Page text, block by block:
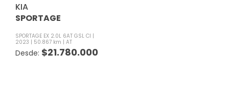
KIA
SPORTAGE
SPORTAGE EX 2.0L 6AT GSL CI
2023
50.867 km AT
$21.780.000